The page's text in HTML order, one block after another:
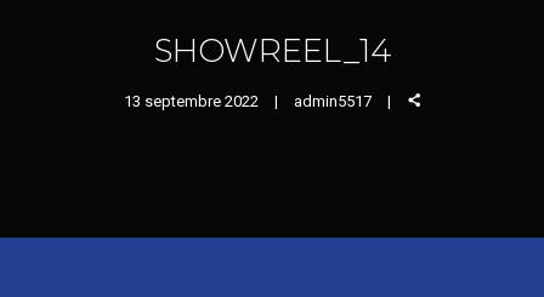
SHOWREEL_14
13 septembre 2022 admin5517